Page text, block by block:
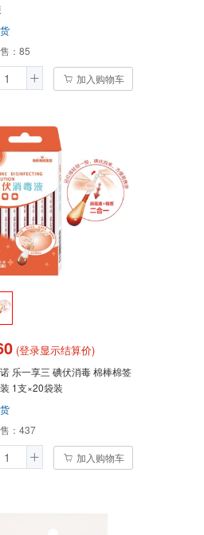
： 85
加入购物车
(登录显示结算价)
乐一享三 碘伏消毒 棉棒棉签
1支×20袋装
： 437
加入购物车